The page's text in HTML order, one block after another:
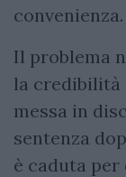
convenienza.
Il problema
la credibilità
messa in
sentenza
è caduta